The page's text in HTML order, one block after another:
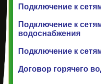
Подключение к
Подключение к
водоснабжения
Подключение к
Договор горячего